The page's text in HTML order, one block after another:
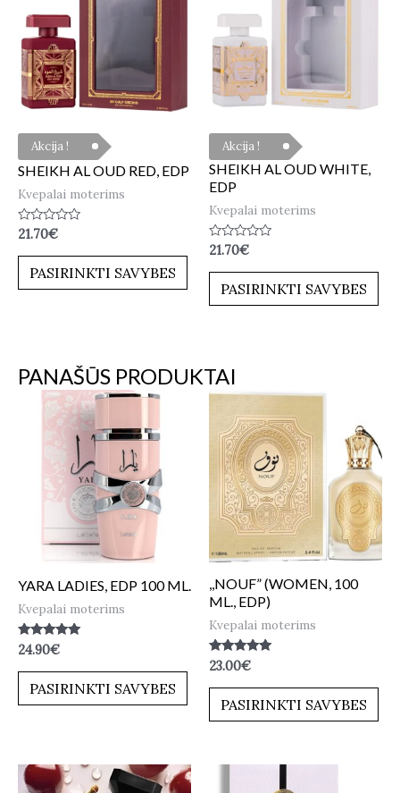
Akcija !
SHEIKH AL OUD RED, EDP
Kvepalai moterims
Įvertinimas:
iš
21.70€
PASIRINKTI SAVYBES
Akcija !
SHEIKH AL OUD WHITE,
EDP
Kvepalai moterims
Įvertinimas:
iš
21.70€
PASIRINKTI SAVYBES
PANAŠŪS PRODUKTAI
YARA LADIES, EDP 100 ML.
Kvepalai moterims
Įvertinimas:
5.00
iš 5
24.90€
PASIRINKTI SAVYBES
,,NOUF” (WOMEN, 100
ML., EDP)
Kvepalai moterims
Įvertinimas:
5.00
iš 5
23.00€
PASIRINKTI SAVYBES